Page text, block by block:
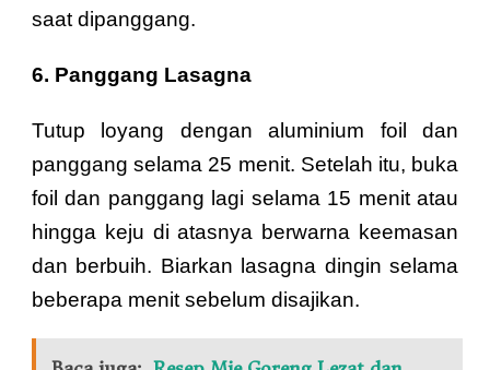
saat dipanggang.
6. Panggang Lasagna
Tutup loyang dengan aluminium foil dan
panggang selama 25 menit. Setelah itu, buka
foil dan panggang lagi selama 15 menit atau
hingga keju di atasnya berwarna keemasan
dan berbuih. Biarkan lasagna dingin selama
beberapa menit sebelum disajikan.